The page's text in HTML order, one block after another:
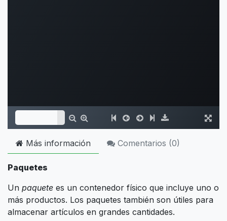
Más información Comentarios (0)
Paquetes
Un paquete es un contenedor físico que incluye uno o
más productos. Los paquetes también son útiles para
almacenar artículos en grandes cantidades.